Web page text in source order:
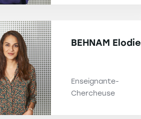
BEHNAM Elodie
Enseignante-
Chercheuse